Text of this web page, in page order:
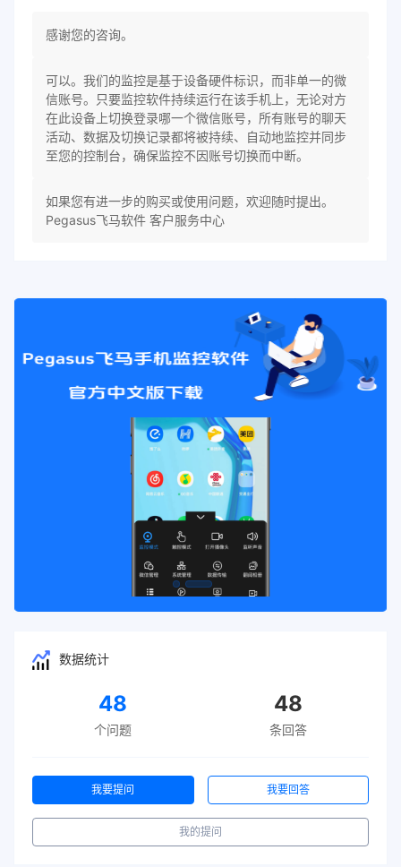
感谢您的咨询。
可以。我们的监控是基于设备硬件标识，而非单一的微
信账号。只要监控软件持续运行在该手机上，无论对方
在此设备上切换登录哪一个微信账号，所有账号的聊天
活动、数据及切换记录都将被持续、自动地监控并同步
至您的控制台，确保监控不因账号切换而中断。
如果您有进一步的购买或使用问题，欢迎随时提出。
Pegasus飞马软件 客户服务中心
数据统计
48
个问题
48
条回答
我要提问 我要回答
我的提问